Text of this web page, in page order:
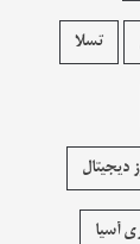
تسلا
دیجیتال
آسیا